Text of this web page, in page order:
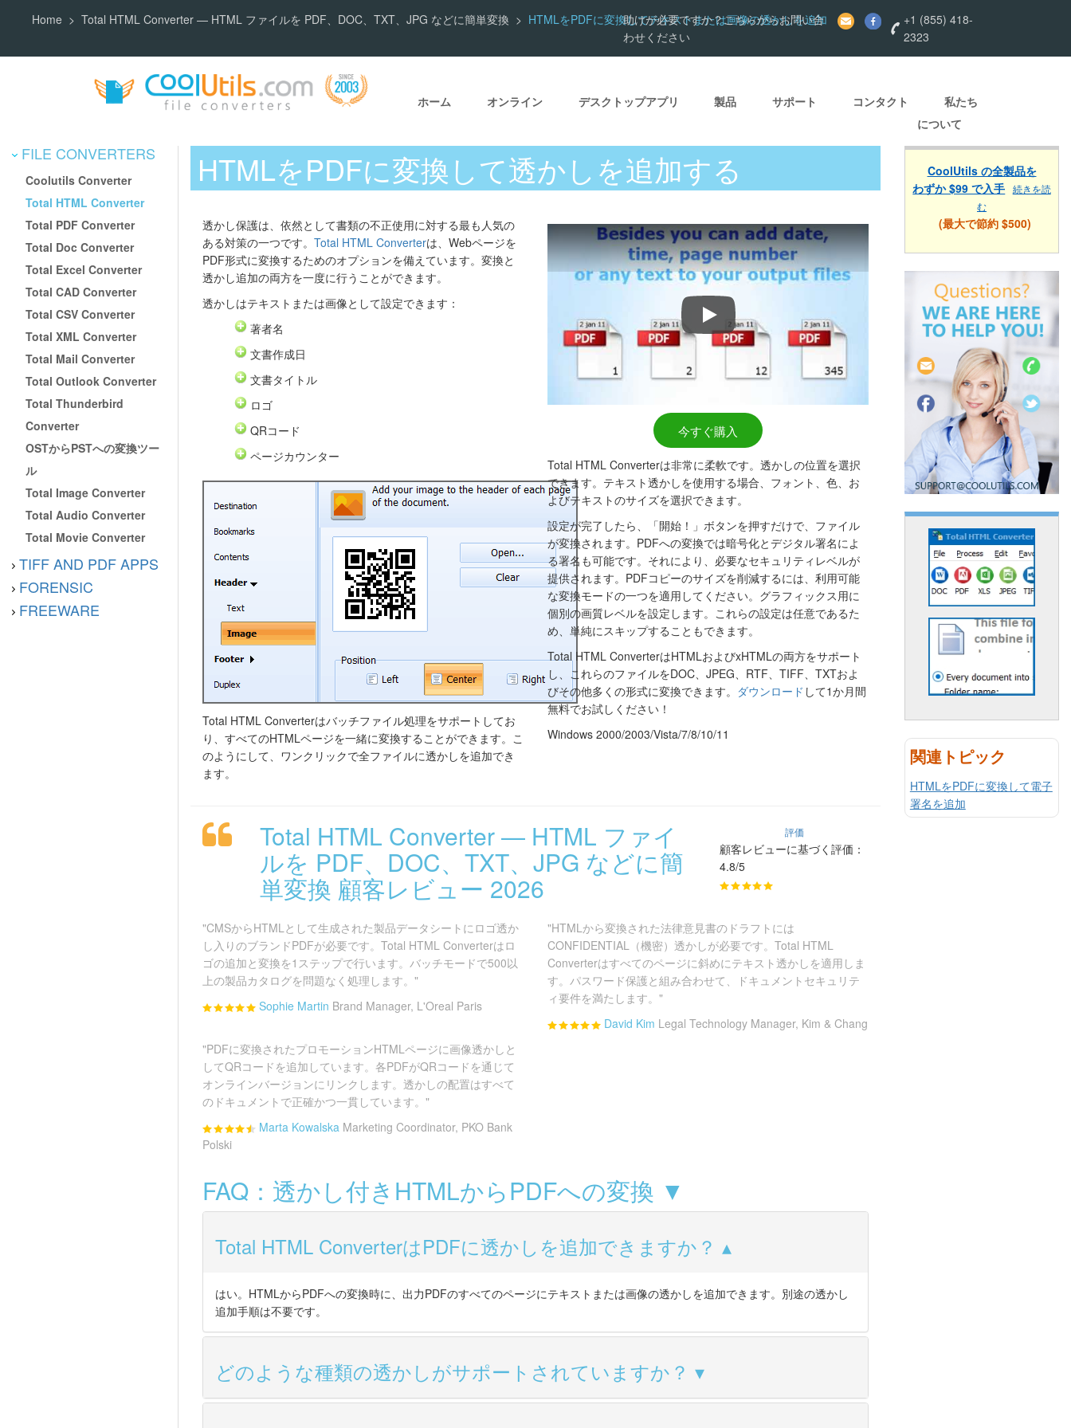
Home Total HTML Converter — HTML ファイルを PDF、DOC、TXT、JPG などに簡単変換 HTMLをPDFに変換してテキストまたは画像の透かしを追加
助けが必要ですか？こちらからお問い合
わせください
+1 (855) 418-
2323
ホーム オンライン デスクトップアプリ 製品 サポート コンタクト
私たち
について
FILE CONVERTERS
Coolutils Converter
Total HTML Converter
Total PDF Converter
Total Doc Converter
Total Excel Converter
Total CAD Converter
Total CSV Converter
Total XML Converter
Total Mail Converter
Total Outlook Converter
Total Thunderbird
Converter
OSTからPSTへの変換ツー
ル
Total Image Converter
Total Audio Converter
Total Movie Converter
TIFF AND PDF APPS
FORENSIC
FREEWARE
HTMLをPDFに変換して透かしを追加する
透かし保護は、依然として書類の不正使用に対する最も人気の
ある対策の一つです。 Total HTML Converterは、Webページを
PDF形式に変換するためのオプションを備えています。変換と
透かし追加の両方を一度に行うことができます。
透かしはテキストまたは画像として設定できます：
著者名
文書作成日
文書タイトル
ロゴ
QRコード
ページカウンター
Total HTML Converterはバッチファイル処理をサポートしてお
り、すべてのHTMLページを一緒に変換することができます。こ
のようにして、ワンクリックで全ファイルに透かしを追加でき
ます。
HTMLファイルをPDF、DOC、RTF、TIFFおよびその他10のフォーマ
今すぐ購入
Total HTML Converterは非常に柔軟です。透かしの位置を選択
できます。テキスト透かしを使用する場合、フォント、色、お
よびテキストのサイズを選択できます。
設定が完了したら、「開始！」ボタンを押すだけで、ファイル
が変換されます。PDFへの変換では暗号化とデジタル署名によ
る署名も可能です。それにより、必要なセキュリティレベルが
提供されます。PDFコピーのサイズを削減するには、利用可能
な変換モードの一つを適用してください。グラフィックス用に
個別の画質レベルを設定します。これらの設定は任意であるた
め、単純にスキップすることもできます。
Total HTML ConverterはHTMLおよびxHTMLの両方をサポート
し、これらのファイルをDOC、JPEG、RTF、TIFF、TXTおよ
びその他多くの形式に変換できます。 ダウンロード して1か月間
無料でお試しください！
Windows 2000/2003/Vista/7/8/10/11
Total HTML Converter — HTML ファイ
ルを PDF、DOC、TXT、JPG などに簡
単変換 顧客レビュー 2026
評価
顧客レビューに基づく評価：
4.8/5
"CMSからHTMLとして生成された製品データシートにロゴ透か
し入りのブランドPDFが必要です。Total HTML Converterはロ
ゴの追加と変換を1ステップで行います。バッチモードで500以
上の製品カタログを問題なく処理します。"
Sophie Martin Brand Manager, L'Oreal Paris
"HTMLから変換された法律意見書のドラフトには
CONFIDENTIAL（機密）透かしが必要です。Total HTML
Converterはすべてのページに斜めにテキスト透かしを適用しま
す。パスワード保護と組み合わせて、ドキュメントセキュリテ
ィ要件を満たします。"
David Kim Legal Technology Manager, Kim & Chang
"PDFに変換されたプロモーションHTMLページに画像透かしと
してQRコードを追加しています。各PDFがQRコードを通じて
オンラインバージョンにリンクします。透かしの配置はすべて
のドキュメントで正確かつ一貫しています。"
Marta Kowalska Marketing Coordinator, PKO Bank
Polski
FAQ：透かし付きHTMLからPDFへの変換 ▼
Total HTML ConverterはPDFに透かしを追加できますか？
はい。HTMLからPDFへの変換時に、出力PDFのすべてのページにテキストまたは画像の透かしを追加できます。別途の透かし
追加手順は不要です。
どのような種類の透かしがサポートされていますか？
CoolUtils の全製品を
わずか $99 で入手 続きを読
む
(最大で節約 $500)
関連トピック
HTMLをPDFに変換して電子
署名を追加